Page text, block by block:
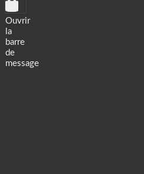
Ouvrir
la
barre
de
message